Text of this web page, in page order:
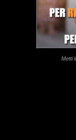
Metti